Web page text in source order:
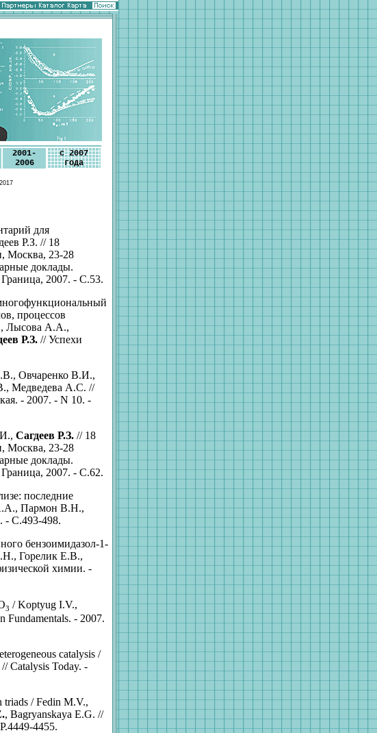
2001-
2006
с 2007
года
2017
для
Р.З. // 18
Москва, 23-28
доклады.
2007. - С.53.
процессов
Лысова А.А.,
Р.З. // Успехи
Овчаренко В.И.,
Медведева А.С. //
- 2007. - N 10. -
Сагдеев Р.З. // 18
Москва, 23-28
доклады.
2007. - С.62.
последние
Пармон В.Н.,
- С.493-498.
бензоимидазол-1-
Горелик Е.В.,
химии. -
3 / Koptyug I.V.,
Fundamentals. - 2007.
catalysis /
Catalysis Today. -
triads / Fedin M.V.,
, Bagryanskaya E.G. //
4455.